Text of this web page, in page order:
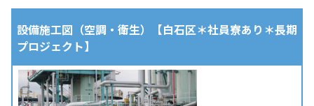
設備施工図（空調・衛生）【白石区＊社員寮あり＊長期
プロジェクト】